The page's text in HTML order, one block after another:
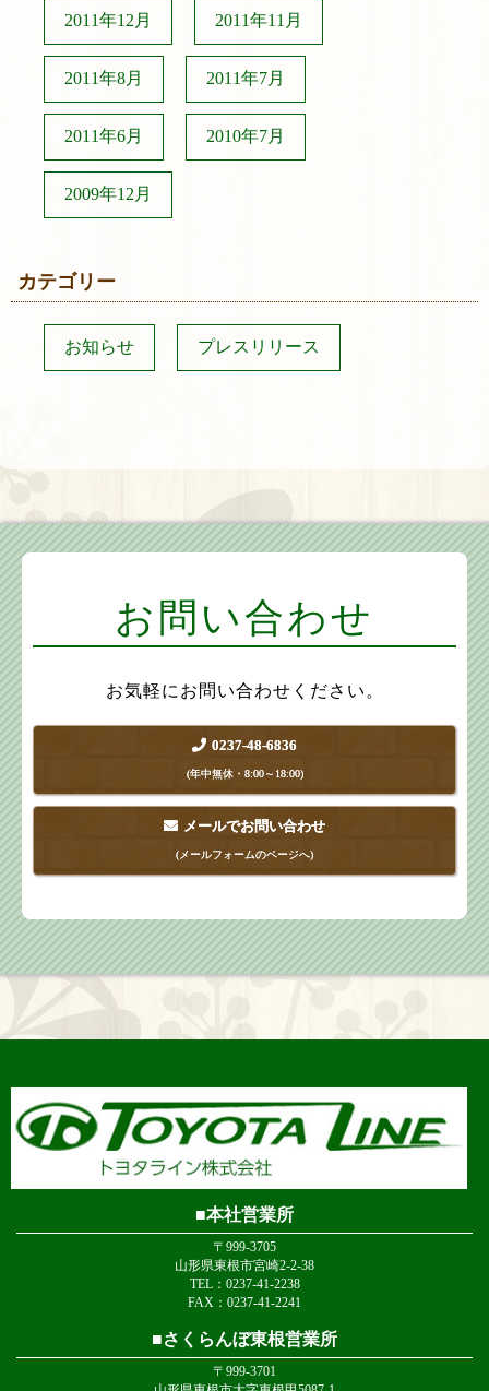
2011年12月 2011年11月
2011年8月 2011年7月
2011年6月 2010年7月
2009年12月
カテゴリー
お知らせ プレスリリース
お問い合わせ
お気軽にお問い合わせください。
0237-48-6836
(年中無休・8:00～18:00)
メールでお問い合わせ
(メールフォームのページへ)
本社営業所
〒999-3705
山形県東根市宮崎2-2-38
TEL：0237-41-2238
FAX：0237-41-2241
さくらんぼ東根営業所
〒999-3701